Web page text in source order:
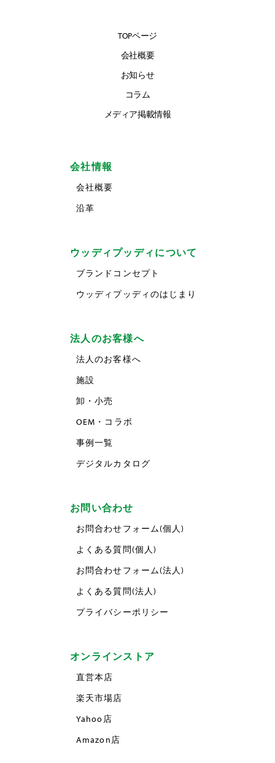
TOPページ
会社概要
お知らせ
コラム
メディア掲載情報
会社情報
会社概要
沿革
ウッディプッディについて
ブランドコンセプト
ウッディプッディのはじまり
法人のお客様へ
法人のお客様へ
施設
卸・小売
OEM・コラボ
事例一覧
デジタルカタログ
お問い合わせ
お問合わせフォーム(個人)
よくある質問(個人)
お問合わせフォーム(法人)
よくある質問(法人)
プライバシーポリシー
オンラインストア
直営本店
楽天市場店
Yahoo店
Amazon店